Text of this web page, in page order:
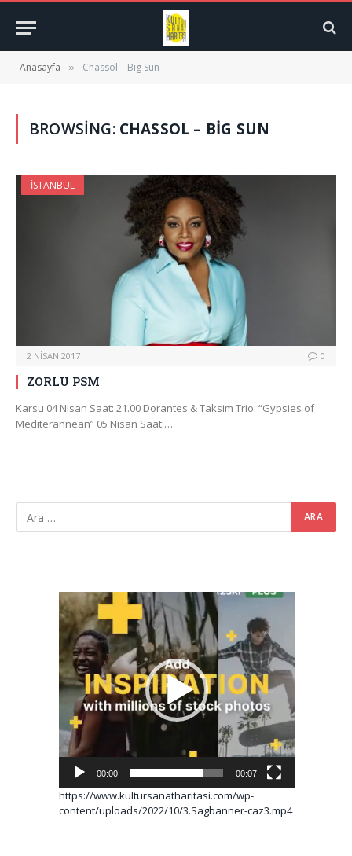
Anasayfa » Chassol – Big Sun
BROWSING: CHASSOL – BIG SUN
İSTANBUL
2 NISAN 2017 0
ZORLU PSM
Karsu 04 Nisan Saat: 21.00 Dorantes & Taksim Trio: “Gypsies of
Mediterannean” 05 Nisan Saat:…
Video
oynatıcı
00:00 00:07
https://www.kultursanatharitasi.com/wp-
content/uploads/2022/10/3.Sagbanner-caz3.mp4